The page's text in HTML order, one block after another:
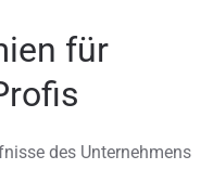
für
des Unternehmens